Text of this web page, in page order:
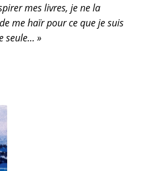
mes livres, je ne la
me haïr pour ce que je suis
seule… »